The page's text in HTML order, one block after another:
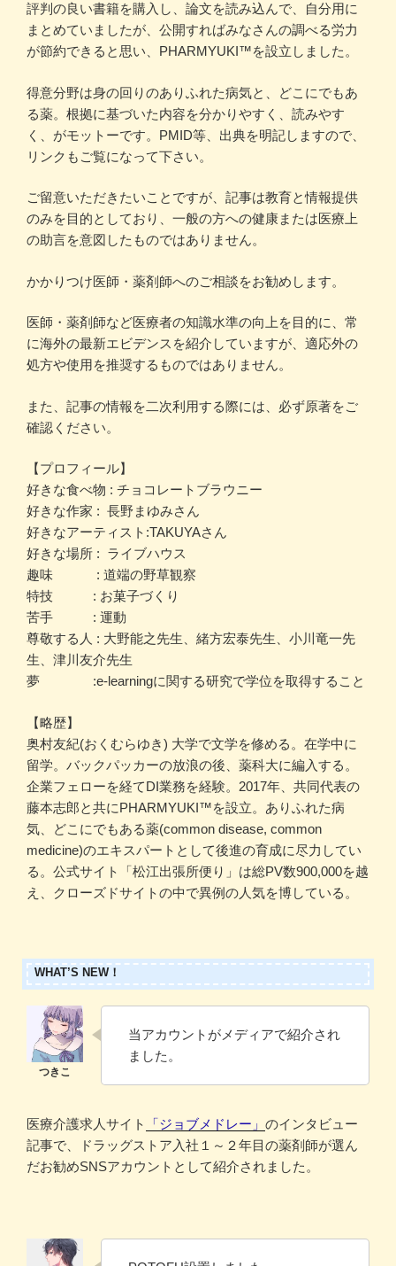
評判の良い書籍を購入し、論文を読み込んで、自分用に
まとめていましたが、公開すればみなさんの調べる労力
が節約できると思い、PHARMYUKI™を設立しました。
得意分野は身の回りのありふれた病気と、どこにでもあ
る薬。根拠に基づいた内容を分かりやすく、読みやす
く、がモットーです。PMID等、出典を明記しますので、
リンクもご覧になって下さい。
ご留意いただきたいことですが、記事は教育と情報提供
のみを目的としており、一般の方への健康または医療上
の助言を意図したものではありません。
かかりつけ医師・薬剤師へのご相談をお勧めします。
医師・薬剤師など医療者の知識水準の向上を目的に、常
に海外の最新エビデンスを紹介していますが、適応外の
処方や使用を推奨するものではありません。
また、記事の情報を二次利用する際には、必ず原著をご
確認ください。
【プロフィール】
好きな食べ物 : チョコレートブラウニー
好きな作家 : 長野まゆみさん
好きなアーティスト:TAKUYAさん
好きな場所 : ライブハウス
趣味 : 道端の野草観察
特技 : お菓子づくり
苦手 : 運動
尊敬する人 : 大野能之先生、緒方宏泰先生、小川竜一先
生、津川友介先生
夢 :e-learningに関する研究で学位を取得すること
【略歴】
奥村友紀(おくむらゆき) 大学で文学を修める。在学中に
留学。バックパッカーの放浪の後、薬科大に編入する。
企業フェローを経てDI業務を経験。2017年、共同代表の
藤本志郎と共にPHARMYUKI™️を設立。ありふれた病
気、どこにでもある薬(common disease, common
medicine)のエキスパートとして後進の育成に尽力してい
る。公式サイト「松江出張所便り」は総PV数900,000を越
え、クローズドサイトの中で異例の人気を博している。
WHAT’S NEW！
当アカウントがメディアで紹介され
ました。
医療介護求人サイト 「ジョブメドレー」 のインタビュー
記事で、ドラッグストア入社１～２年目の薬剤師が選ん
だお勧めSNSアカウントとして紹介されました。